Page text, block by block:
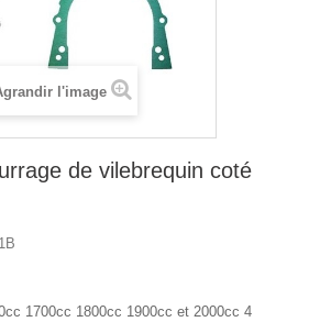
l'image
de vilebrequin coté
1700cc 1800cc 1900cc et 2000cc 4